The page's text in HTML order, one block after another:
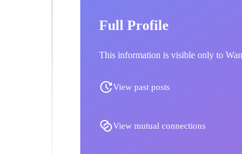
Full Profile
This information is visible only to
View past posts
View mutual connections